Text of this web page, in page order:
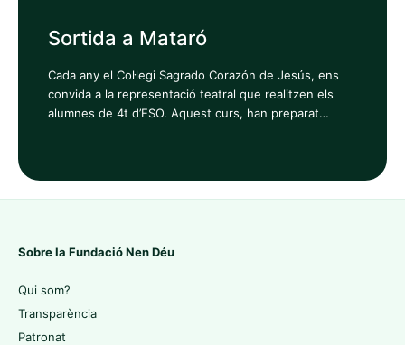
Sortida a Mataró
Cada any el Col·legi Sagrado Corazón de Jesús, ens
convida a la representació teatral que realitzen els
alumnes de 4t d’ESO. Aquest curs, han preparat…
Sobre la Fundació Nen Déu
Qui som?
Transparència
Patronat